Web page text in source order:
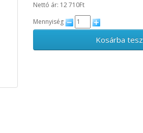
Nettó ár: 12 710Ft
Mennyiség
Kosárba